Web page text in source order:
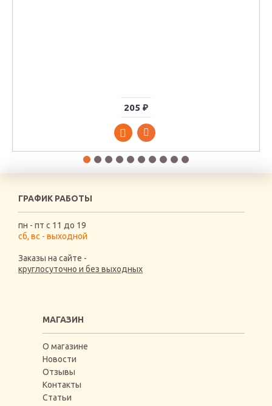
205 ₽
ГРАФИК РАБОТЫ
пн - пт с 11 до 19
сб, вс - выходной
Заказы на сайте -
круглосуточно и без выходных
МАГАЗИН
О магазине
Новости
Отзывы
Контакты
Статьи